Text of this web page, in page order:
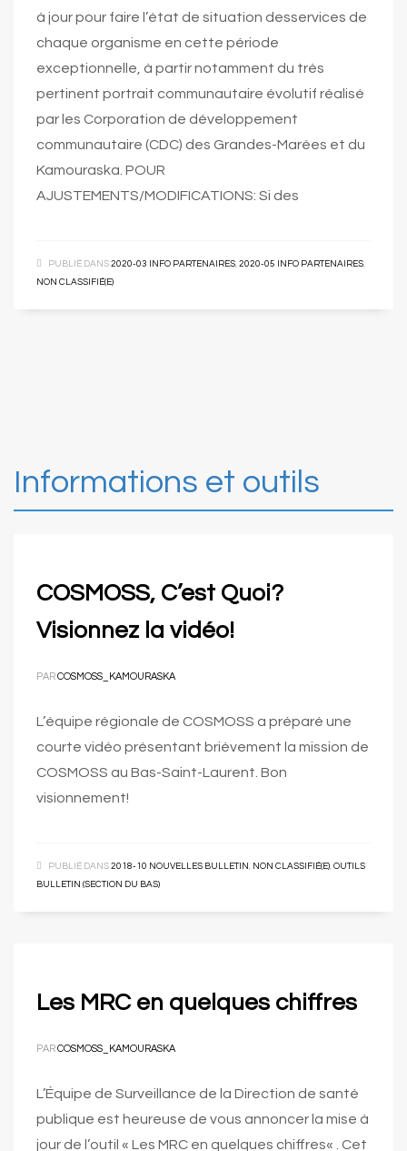
à jour pour faire l’état de situation desservices de
chaque organisme en cette période
exceptionnelle, à partir notamment du très
pertinent portrait communautaire évolutif réalisé
par les Corporation de développement
communautaire (CDC) des Grandes-Marées et du
Kamouraska. POUR
AJUSTEMENTS/MODIFICATIONS: Si des
PUBLIÉ DANS 2020-03 INFO PARTENAIRES, 2020-05 INFO PARTENAIRES,
NON CLASSIFIÉ(E)
Informations et outils
COSMOSS, C’est Quoi?
Visionnez la vidéo!
PARCOSMOSS_KAMOURASKA
L’équipe régionale de COSMOSS a préparé une
courte vidéo présentant brièvement la mission de
COSMOSS au Bas-Saint-Laurent. Bon
visionnement!
PUBLIÉ DANS 2018-10 NOUVELLES BULLETIN, NON CLASSIFIÉ(E), OUTILS
BULLETIN (SECTION DU BAS)
Les MRC en quelques chiffres
PARCOSMOSS_KAMOURASKA
L’Équipe de Surveillance de la Direction de santé
publique est heureuse de vous annoncer la mise à
jour de l’outil « Les MRC en quelques chiffres« . Cet